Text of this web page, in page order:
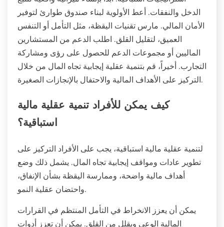
ما هي أفضل الممارسات لإدارة التوتر
المرتبط بالمال؟
لإدارة التوتر المرتبط بالمال بشكل فعال، اعتمد
الدخل والنفقات. أعط الأولوية لبناء صندوق طوارئ لتوفير
الأمان المالي. مارس تقنيات اليقظة، مثل التأمل أو التنفس
العميق، لتقليل القلق. اطلب الدعم من المستشارين
الماليين أو مجموعات الدعم للحصول على رؤى ومشاركة
التجارب. أخيراً، قم بتنمية عقلية إيجابية تجاه المال من خلال
كيف يمكن للأفراد تنمية عقلية مالية
استباقية؟